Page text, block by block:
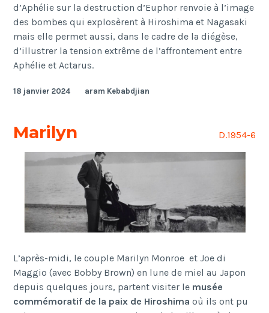
d’Aphélie sur la destruction d’Euphor renvoie à l’image
des bombes qui explosèrent à Hiroshima et Nagasaki
mais elle permet aussi, dans le cadre de la diégèse,
d’illustrer la tension extrême de l’affrontement entre
Aphélie et Actarus.
18 janvier 2024 aram Kebabdjian
Marilyn D.1954-6
L’après-midi, le couple Marilyn Monroe et Joe di
Maggio (avec Bobby Brown) en lune de miel au Japon
depuis quelques jours, partent visiter le musée
commémoratif de la paix de Hiroshima où ils ont pu